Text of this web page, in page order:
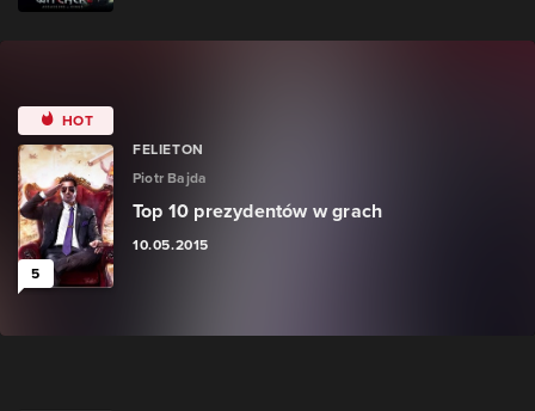
HOT
5
FELIETON
Piotr Bajda
Top 10 prezydentów w grach
10.05.2015